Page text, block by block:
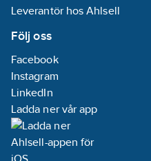
Leverantör hos Ahlsell
Följ oss
Facebook
Instagram
LinkedIn
Ladda ner vår app